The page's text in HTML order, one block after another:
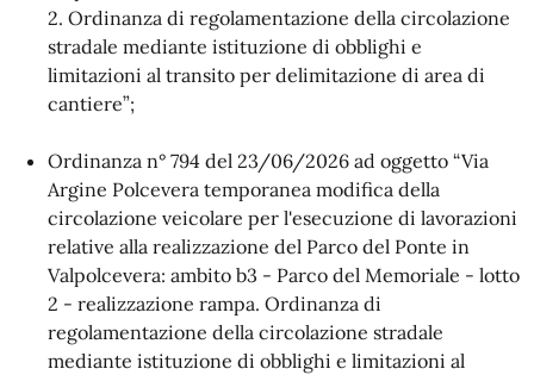
2. Ordinanza di regolamentazione della circolazione
stradale mediante istituzione di obblighi e
limitazioni al transito per delimitazione di area di
cantiere”;
Ordinanza n° 794 del 23/06/2026 ad oggetto “Via
Argine Polcevera temporanea modifica della
circolazione veicolare per l'esecuzione di lavorazioni
relative alla realizzazione del Parco del Ponte in
Valpolcevera: ambito b3 - Parco del Memoriale - lotto
2 - realizzazione rampa. Ordinanza di
regolamentazione della circolazione stradale
mediante istituzione di obblighi e limitazioni al